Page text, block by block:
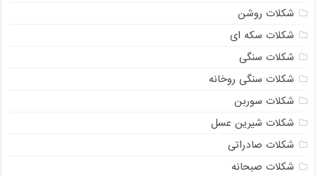
شکلات روشن
شکلات سکه ای
شکلات سنگی
شکلات سنگی روخانه
شکلات سوربن
شکلات شیرین عسل
شکلات صادراتی
شکلات صبحانه